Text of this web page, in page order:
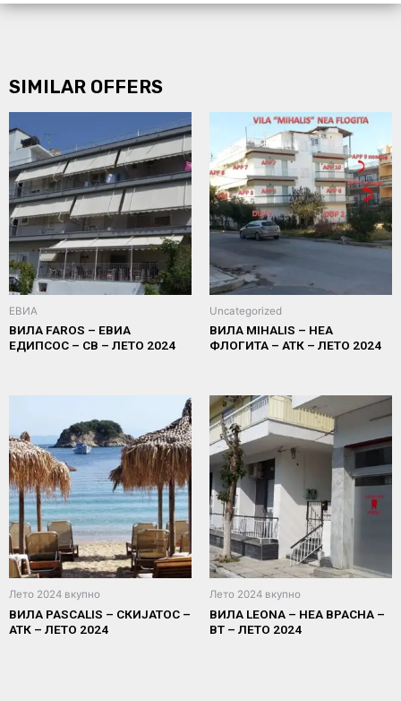
SIMILAR OFFERS
ЕВИА
ВИЛА FAROS – ЕВИА
ЕДИПСОС – СВ – ЛЕТО 2024
Uncategorized
ВИЛА MIHALIS – НЕА
ФЛОГИТА – АТК – ЛЕТО 2024
Лето 2024 вкупно
ВИЛА PASCALIS – СКИЈАТОС –
АТК – ЛЕТО 2024
Лето 2024 вкупно
ВИЛА LEONA – НЕА ВРАСНА –
ВТ – ЛЕТО 2024